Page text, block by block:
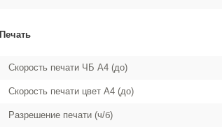
Печать
Скорость печати ЧБ А4 (до)
Скорость печати цвет А4 (до)
Разрешение печати (ч/б)